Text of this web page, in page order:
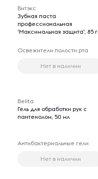
Витэкс
Зубная паста
профессиональная
'Максимальная защита', 85 г
Освежители полости рта
Нет в наличии
Belita
Гель для обработки рук с
пантенолом, 50 мл
Антибактериальные гели
Нет в наличии